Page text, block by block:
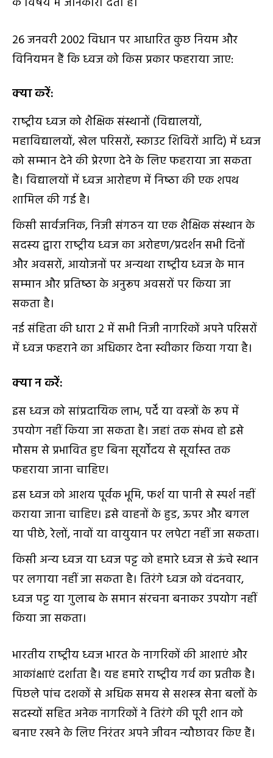
26 जनवरी 2002 विधान पर आधारित कुछ नियम और
विनियमन हैं कि ध्‍वज को किस प्रकार फहराया जाए:
क्‍या करें:
राष्‍ट्रीय ध्‍वज को शैक्षिक संस्‍थानों (विद्यालयों,
महाविद्यालयों, खेल परिसरों, स्‍काउट शिविरों आदि) में ध्‍वज
को सम्‍मान देने की प्रेरणा देने के लिए फहराया जा सकता
है। विद्यालयों में ध्‍वज आरोहण में निष्‍ठा की एक शपथ
शामिल की गई है।
किसी सार्वजनिक, निजी संगठन या एक शैक्षिक संस्‍थान के
सदस्‍य द्वारा राष्‍ट्रीय ध्‍वज का अरोहण/प्रदर्शन सभी दिनों
और अवसरों, आयोजनों पर अन्‍यथा राष्‍ट्रीय ध्‍वज के मान
सम्‍मान और प्रतिष्‍ठा के अनुरूप अवसरों पर किया जा
सकता है।
नई संहिता की धारा 2 में सभी निजी नागरिकों अपने परिसरों
में ध्‍वज फहराने का अधिकार देना स्‍वीकार किया गया है।
क्‍या न करें:
इस ध्‍वज को सांप्रदायिक लाभ, पर्दें या वस्‍त्रों के रूप में
उपयोग नहीं किया जा सकता है। जहां तक संभव हो इसे
मौसम से प्रभावित हुए बिना सूर्योदय से सूर्यास्‍त तक
फहराया जाना चाहिए।
इस ध्‍वज को आशय पूर्वक भूमि, फर्श या पानी से स्‍पर्श नहीं
कराया जाना चाहिए। इसे वाहनों के हुड, ऊपर और बगल
या पीछे, रेलों, नावों या वायुयान पर लपेटा नहीं जा सकता।
किसी अन्‍य ध्‍वज या ध्‍वज पट्ट को हमारे ध्‍वज से ऊंचे स्‍थान
पर लगाया नहीं जा सकता है। तिरंगे ध्‍वज को वंदनवार,
ध्‍वज पट्ट या गुलाब के समान संरचना बनाकर उपयोग नहीं
किया जा सकता।
भारतीय राष्‍ट्रीय ध्‍वज भारत के नागरिकों की आशाएं और
आकांक्षाएं दर्शाता है। यह हमारे राष्‍ट्रीय गर्व का प्रतीक है।
पिछले पांच दशकों से अधिक समय से सशस्‍त्र सेना बलों के
सदस्‍यों सहित अनेक नागरिकों ने तिरंगे की पूरी शान को
बनाए रखने के लिए निरंतर अपने जीवन न्‍यौछावर किए हैं।